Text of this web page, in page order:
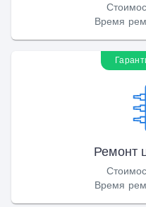
Время
Ремонт
Время